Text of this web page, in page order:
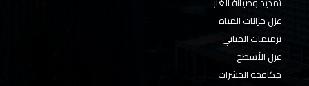
عزل خزانات المياه
ترميمات المباني
عزل الأسطح
مكافحة الحشرات